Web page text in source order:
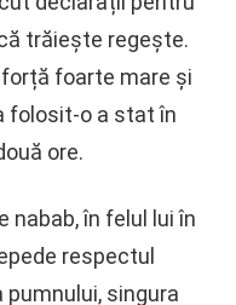
trăiește regește.
foarte mare și
folosit-o a stat în
ore.
nabab, în felul lui în
respectul
singura